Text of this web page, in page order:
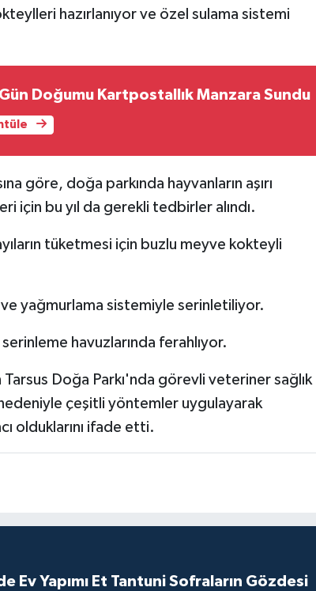
hazırlanıyor ve özel sulama sistemi
Doğumu Kartpostallık Manzara Sundu
göre, doğa parkında hayvanların aşırı
için bu yıl da gerekli tedbirler alındı.
tüketmesi için buzlu meyve kokteyli
ve yağmurlama sistemiyle serinletiliyor.
havuzlarında ferahlıyor.
Doğa Parkı'nda görevli veteriner sağlık
çeşitli yöntemler uygulayarak
olduklarını ifade etti.
Ev Yapımı Et Tantuni Sofraların Gözdesi